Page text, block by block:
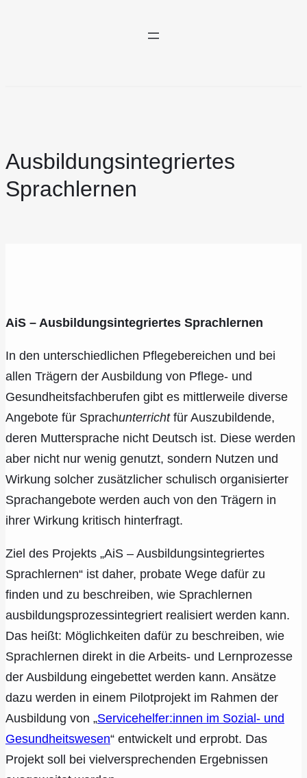
Ausbildungsintegriertes
Sprachlernen
AiS – Ausbildungsintegriertes Sprachlernen
In den unterschiedlichen Pflegebereichen und bei
allen Trägern der Ausbildung von Pflege- und
Gesundheitsfachberufen gibt es mittlerweile diverse
Angebote für Sprachunterrichtfür Auszubildende,
deren Muttersprache nicht Deutsch ist. Diese werden
aber nicht nur wenig genutzt, sondern Nutzen und
Wirkung solcher zusätzlicher schulisch organisierter
Sprachangebote werden auch von den Trägern in
ihrer Wirkung kritisch hinterfragt.
Ziel des Projekts „AiS – Ausbildungsintegriertes
Sprachlernen“ ist daher, probate Wege dafür zu
finden und zu beschreiben, wie Sprachlernen
ausbildungsprozessintegriert realisiert werden kann.
Das heißt: Möglichkeiten dafür zu beschreiben, wie
Sprachlernen direkt in die Arbeits- und Lernprozesse
der Ausbildung eingebettet werden kann. Ansätze
dazu werden in einem Pilotprojekt im Rahmen der
Ausbildung von „Servicehelfer:innen im Sozial- und
Gesundheitswesen“ entwickelt und erprobt. Das
Projekt soll bei vielversprechenden Ergebnissen